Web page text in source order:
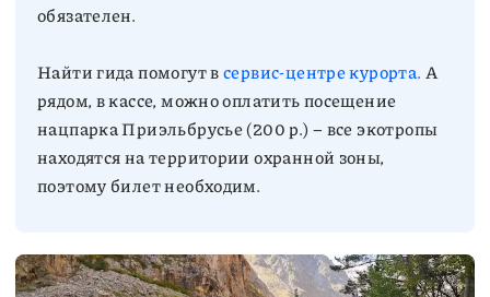
Найти гида помогут всервис-центре курорта. А
рядом, в кассе, можно оплатить посещение
нацпарка Приэльбрусье (200 р.) – все экотропы
находятся на территории охранной зоны,
поэтому билет необходим.